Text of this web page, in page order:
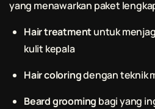
yang menawarkan paket
Hair treatmentuntuk
kulit kepala
Hair coloringdengan teknik
Beard grooming bagi yang